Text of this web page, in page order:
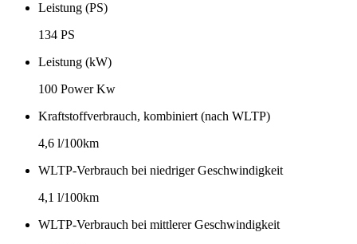
Leistung (PS)
134 PS
Leistung (kW)
100 Power Kw
Kraftstoffverbrauch, kombiniert (nach WLTP)
4,6 l/100km
WLTP-Verbrauch bei niedriger Geschwindigkeit
4,1 l/100km
WLTP-Verbrauch bei mittlerer Geschwindigkeit